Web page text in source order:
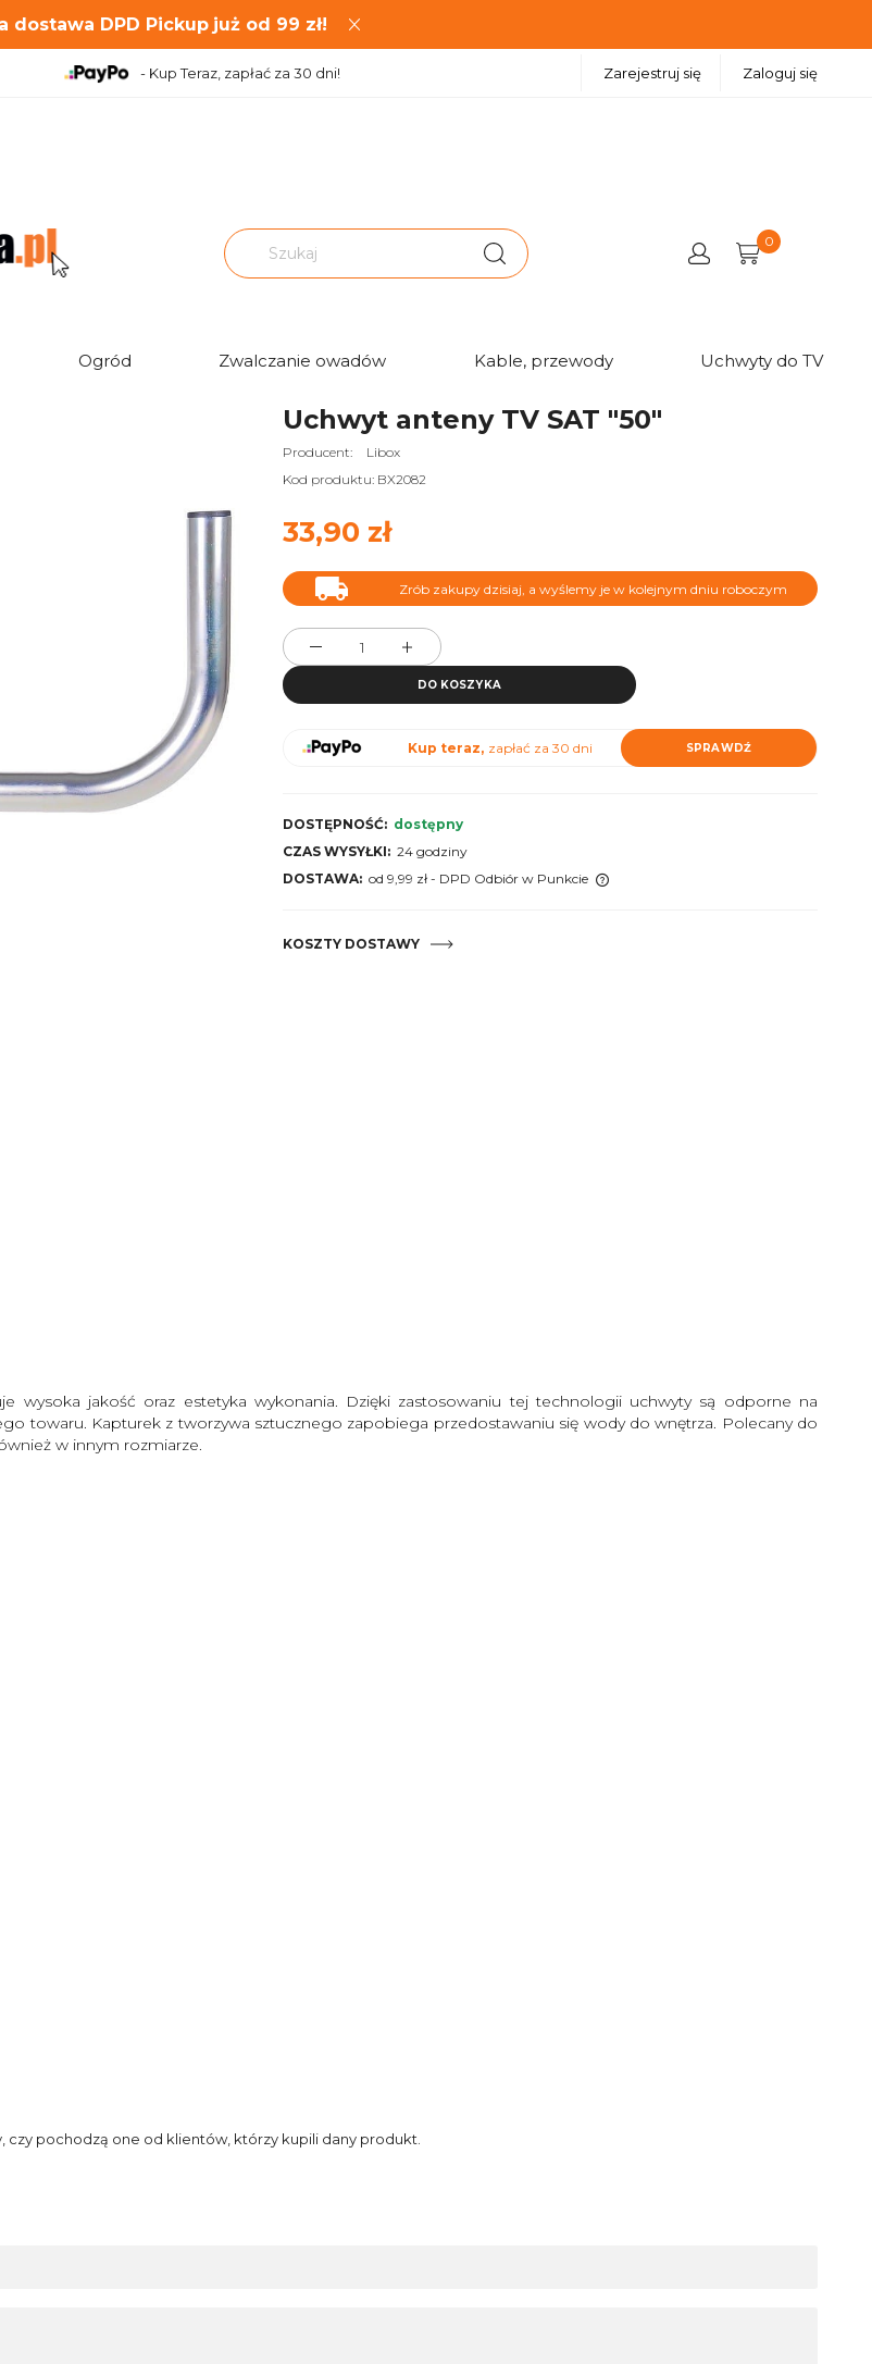
dostawa DPD Pickup już od 99 zł!
- Kup Teraz, zapłać za 30 dni! Zarejestruj się Zaloguj się
0
Ogród Zwalczanie owadów Kable, przewody Uchwyty do TV
Ocena:
Uchwyt anteny TV SAT "50"
Producent:
Libox
Kod produktu: BX2082
33,90 zł
Zrób zakupy dzisiaj, a wyślemy je w kolejnym dniu roboczym
DO KOSZYKA
Kup teraz, zapłać za 30 dni SPRAWDŹ
DOSTĘPNOŚĆ: dostępny
CZAS WYSYŁKI: 24 godziny
DOSTAWA: od 9,99 zł - DPD Odbiór w Punkcie
kosztów płatności
KOSZTY DOSTAWY
wysoka jakość oraz estetyka wykonania. Dzięki zastosowaniu tej technologii uchwyty są odporne na
towaru. Kapturek z tworzywa sztucznego zapobiega przedostawaniu się wody do wnętrza. Polecany do
w innym rozmiarze.
pochodzą one od klientów, którzy kupili dany produkt.